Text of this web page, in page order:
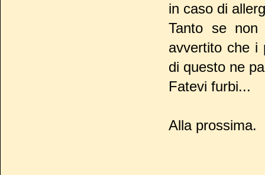
in caso di
Tanto se non
avvertito che i
di questo ne
Fatevi furbi...
Alla prossima.